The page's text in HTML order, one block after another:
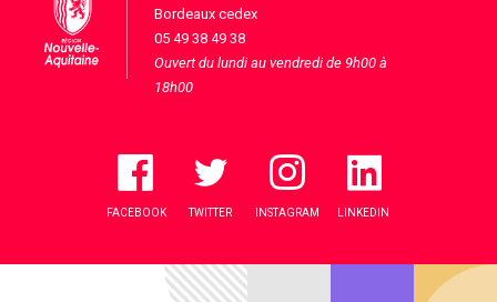
Bordeaux cedex
05 49 38 49 38
Ouvert du lundi au vendredi de 9h00 à
18h00
FACEBOOK TWITTER INSTAGRAM LINKEDIN